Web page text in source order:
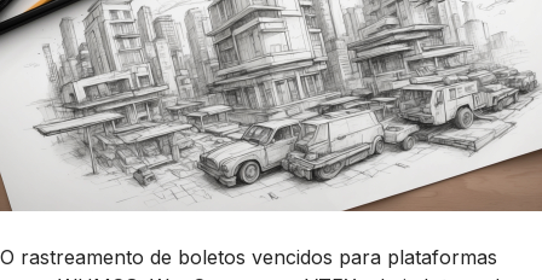
O rastreamento de boletos vencidos para plataformas